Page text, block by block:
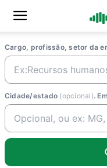
Cargo, profissão, setor da
Cidade/estado (opcional).